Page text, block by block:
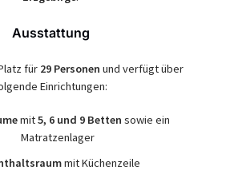
Ausstattung
für 29 Personen und verfügt über
Einrichtungen:
mit5, 6 und 9 Betten sowie ein
Matratzenlager
mit Küchenzeile